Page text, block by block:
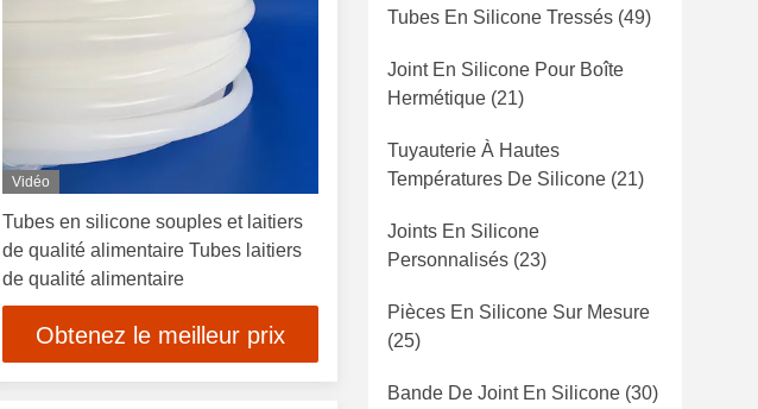
Vidéo
Tubes en silicone souples et laitiers
de qualité alimentaire Tubes laitiers
de qualité alimentaire
Obtenez le meilleur prix
Tubes En Silicone Tressés (49)
Joint En Silicone Pour Boîte
Hermétique (21)
Tuyauterie À Hautes
Températures De Silicone (21)
Joints En Silicone
Personnalisés (23)
Pièces En Silicone Sur Mesure
(25)
Bande De Joint En Silicone (30)